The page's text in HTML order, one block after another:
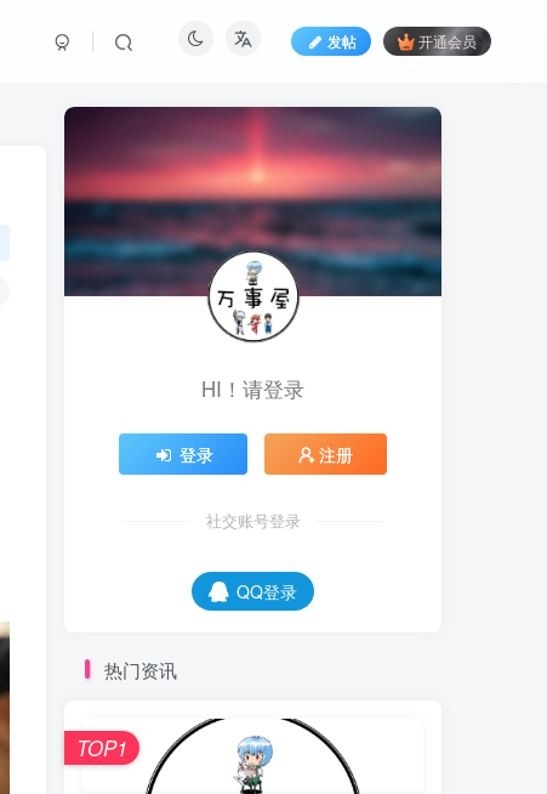
发帖 开通会员
HI！请登录
登录 注册
社交账号登录
QQ登录
热门资讯
TOP1